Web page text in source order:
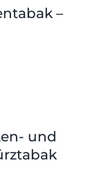
–
und